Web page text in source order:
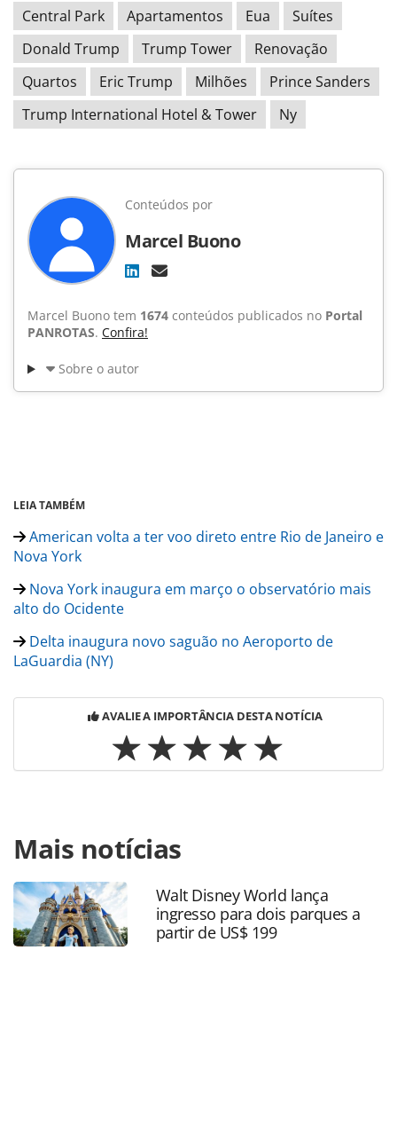
Central Park Apartamentos Eua
Suítes
Donald Trump
Trump Tower
Renovação
Quartos
Eric Trump Milhões
Prince Sanders
Trump International Hotel & Tower
Ny
Conteúdos por
Marcel Buono
Marcel Buono tem 1674 conteúdos publicados no Portal
PANROTAS. Confira!
Sobre o autor
LEIA TAMBÉM
American volta a ter voo direto entre Rio de Janeiro e
Nova York
Nova York inaugura em março o observatório mais
alto do Ocidente
Delta inaugura novo saguão no Aeroporto de
LaGuardia (NY)
AVALIE A IMPORTÂNCIA DESTA NOTÍCIA
https://www.panrotas.com.br/hotelaria/investimentos/
hotel-de-ny-conclui-reforma-milionaria-veja-
fotos_169398.html ou as ferramentas oferecidas na página.
Todo o conteúdo produzido pela PANROTAS Editora é
protegido pela legislação brasileira sobre direito autoral.
Não reproduza o conteúdo sem autorização da PANROTAS
Mais notícias
Walt Disney World lança
ingresso para dois parques a
partir de US$ 199